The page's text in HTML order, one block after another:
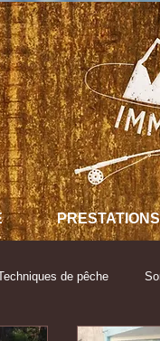
PRESTATIONS
de pêche